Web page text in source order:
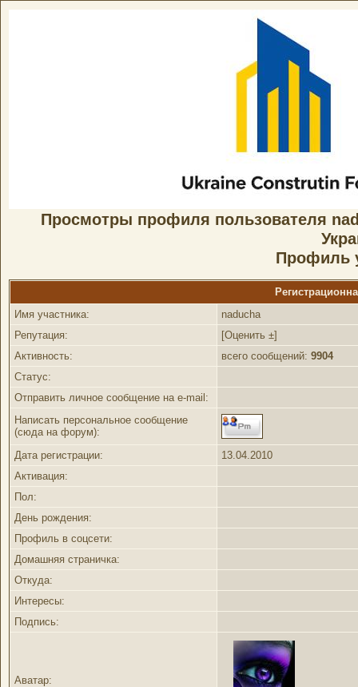
Просмотры профиля пользователя
Профиль
Имя участника:
naducha
Репутация:
[Оценить ±]
Активность:
всего сообщений: 9904
Статус:
Отправить личное сообщение на e-mail:
Написать персональное сообщение
(сюда на форум):
Дата регистрации:
13.04.2010
Активация:
Пол:
День рождения:
Профиль в соцсети:
Домашняя страничка:
Откуда:
Интересы:
Подпись:
Аватар: